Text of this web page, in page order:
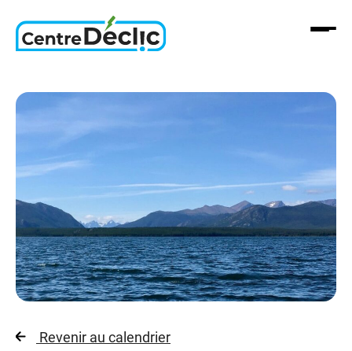
contenu
Revenir au calendrier